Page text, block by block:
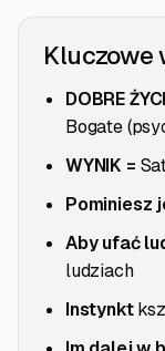
Kluczowe
DOBRE
Bogate
WYNIK =
Pominiesz
Aby ufać
ludziach
Instynkt